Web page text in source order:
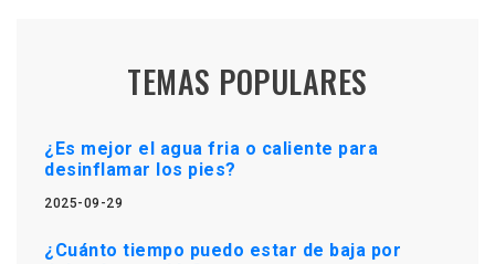
TEMAS POPULARES
¿Es mejor el agua fria o caliente para
desinflamar los pies?
2025-09-29
¿Cuánto tiempo puedo estar de baja por